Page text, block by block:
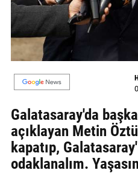
ULAŞIN
Künye
İletişim
Gizlilik
Sözleşmesi
Kullanıcı
Sözleşmesi
Galatasaray'da
açıklayan Metin
kapatıp,
odaklanalım.